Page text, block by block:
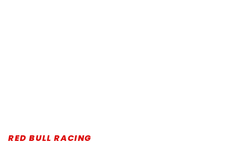
RED BULL RACING